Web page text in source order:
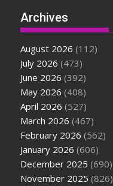
Archives
August 2026 (112)
July 2026 (473)
June 2026 (392)
May 2026 (408)
April 2026 (527)
March 2026 (467)
February 2026 (562)
January 2026 (606)
December 2025 (690)
November 2025 (826)